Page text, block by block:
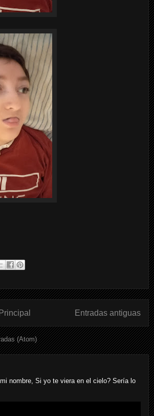
Entradas antiguas
(Atom)
nombre, Si yo te viera en el cielo? Sería lo